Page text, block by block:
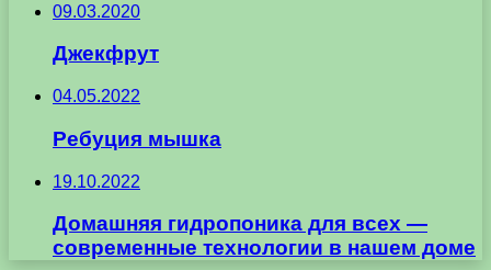
09.03.2020
Джекфрут
04.05.2022
Ребуция мышка
19.10.2022
Домашняя гидропоника для всех —
современные технологии в нашем доме